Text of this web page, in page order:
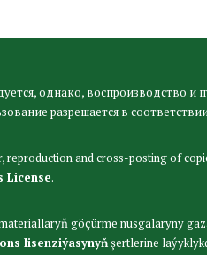
однако, воспроизводство
разрешается в
and cross-posting of
License.
göçürme nusgalaryny
lisenziýasynyňşertlerine